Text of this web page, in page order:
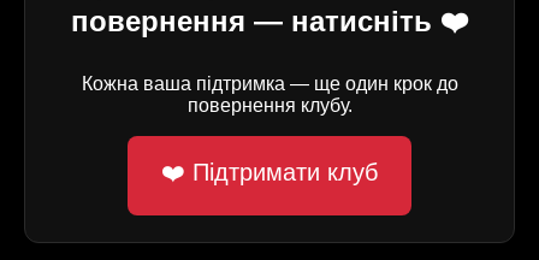
повернення — натисніть ❤️
Кожна ваша підтримка — ще один крок до
повернення клубу.
❤️ Підтримати клуб